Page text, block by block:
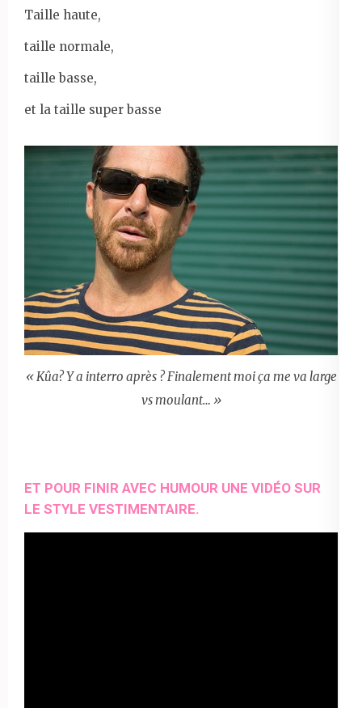
Taille haute,
taille normale,
taille basse,
et la taille super basse
« Kûa? Y a interro après ? Finalement moi ça me va large
vs moulant… »
ET POUR FINIR AVEC HUMOUR UNE VIDÉO SUR
LE STYLE VESTIMENTAIRE.